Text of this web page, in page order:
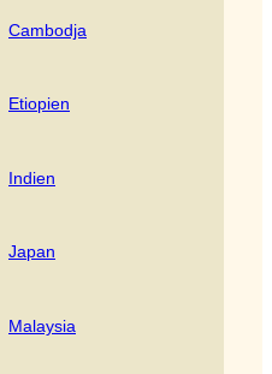
Cambodja
Etiopien
Indien
Japan
Malaysia